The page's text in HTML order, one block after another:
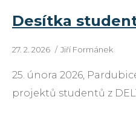
Desítka
27. 2. 2026 Jiří Formánek
25. února 2026,
projektů studentů z